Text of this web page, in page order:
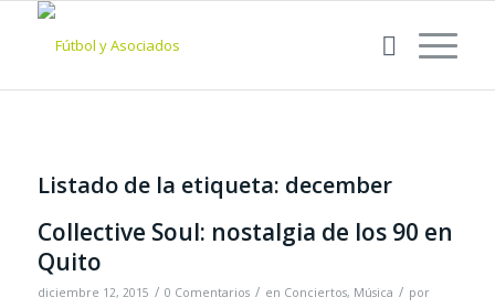
Listado de la etiqueta: december
Collective Soul: nostalgia de los 90 en
Quito
diciembre 12, 2015 / 0 Comentarios / en Conciertos, Música / por